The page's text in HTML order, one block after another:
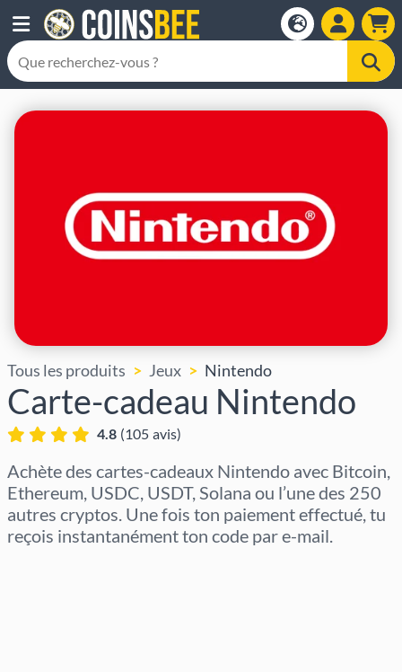
Tous les produits Jeux Nintendo
Carte-cadeau Nintendo
4.8 (105 avis)
Achète des cartes-cadeaux Nintendo avec Bitcoin,
Ethereum, USDC, USDT, Solana ou l’une des 250
autres cryptos. Une fois ton paiement effectué, tu
reçois instantanément ton code par e-mail.